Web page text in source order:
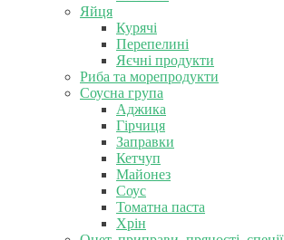
Яйця
Курячі
Перепелині
Яєчні продукти
Риба та морепродукти
Соусна група
Аджика
Гірчиця
Заправки
Кетчуп
Майонез
Соус
Томатна паста
Хрін